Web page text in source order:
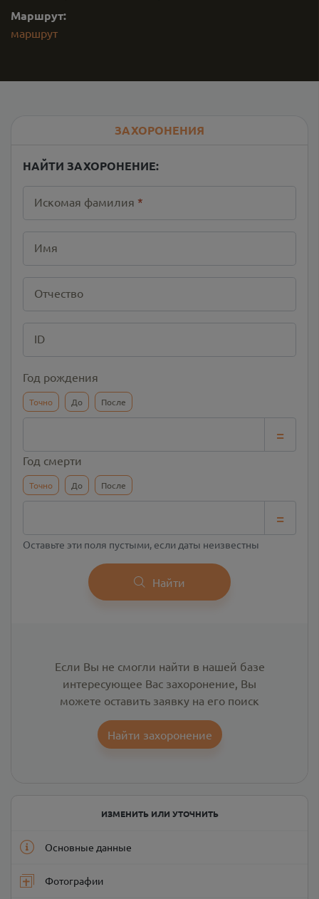
Маршрут:
маршрут
ЗАХОРОНЕНИЯ
НАЙТИ ЗАХОРОНЕНИЕ:
Искомая фамилия *
Имя
Отчество
ID
Год рождения
Точно До После
=
Год смерти
Точно До После
=
Оставьте эти поля пустыми, если даты неизвестны
Найти
Если Вы не смогли найти в нашей базе
интересующее Вас захоронение, Вы
можете оставить заявку на его поиск
Найти захоронение
ИЗМЕНИТЬ ИЛИ УТОЧНИТЬ
Основные данные
Фотографии